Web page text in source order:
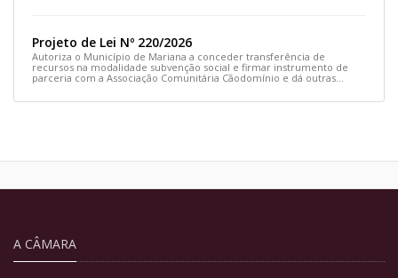
Projeto de Lei Nº 220/2026
Autoriza o Município de Mariana a conceder transferência de
recursos na modalidade subvenção social e firmar instrumento de
parceria com a Associação Comunitária Cãodomínio e dá outras
A CÂMARA